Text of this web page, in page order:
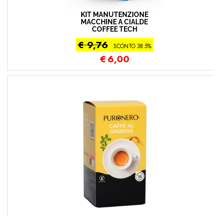
KIT MANUTENZIONE
MACCHINE A CIALDE
COFFEE TECH
€ 9,76 SCONTO 38.5%
€ 6,00